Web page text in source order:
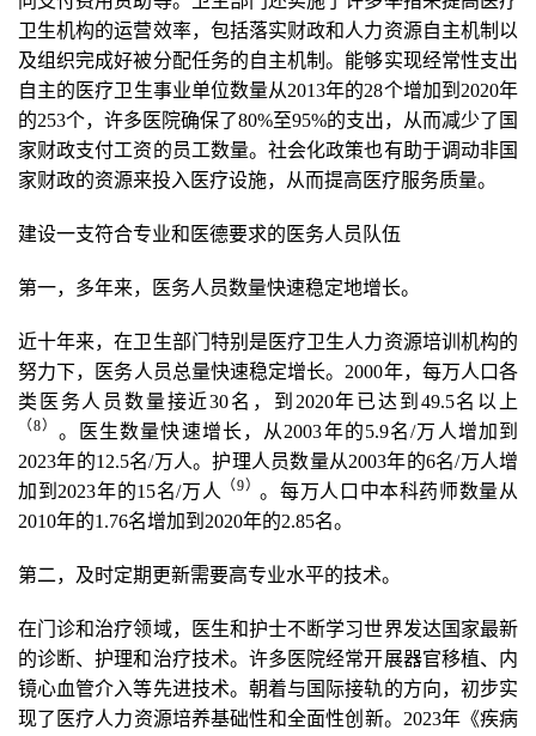
卫生机构的运营效率，包括落实财政和人力资源自主机制以
及组织完成好被分配任务的自主机制。能够实现经常性支出
自主的医疗卫生事业单位数量从2013年的28个增加到2020年
的253个，许多医院确保了80%至95%的支出，从而减少了国
家财政支付工资的员工数量。社会化政策也有助于调动非国
家财政的资源来投入医疗设施，从而提高医疗服务质量。
建设一支符合专业和医德要求的医务人员队伍
第一，多年来，医务人员数量快速稳定地增长。
近十年来，在卫生部门特别是医疗卫生人力资源培训机构的
努力下，医务人员总量快速稳定增长。2000年，每万人口各
类医务人员数量接近30名，到2020年已达到49.5名以上
（8） 。医生数量快速增长，从2003年的5.9名/万人增加到
2023年的12.5名/万人。护理人员数量从2003年的6名/万人增
加到2023年的15名/万人
（9） 。每万人口中本科药师数量从
2010年的1.76名增加到2020年的2.85名。
第二，及时定期更新需要高专业水平的技术。
在门诊和治疗领域，医生和护士不断学习世界发达国家最新
的诊断、护理和治疗技术。许多医院经常开展器官移植、内
镜心血管介入等先进技术。朝着与国际接轨的方向，初步实
现了医疗人力资源培养基础性和全面性创新。2023年《疾病